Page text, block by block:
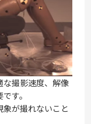
な撮影速度、解像
す。
が撮れないこと